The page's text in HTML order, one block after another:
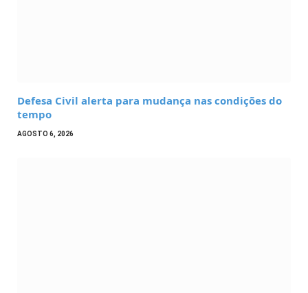
Defesa Civil alerta para mudança nas condições do
tempo
AGOSTO 6, 2026